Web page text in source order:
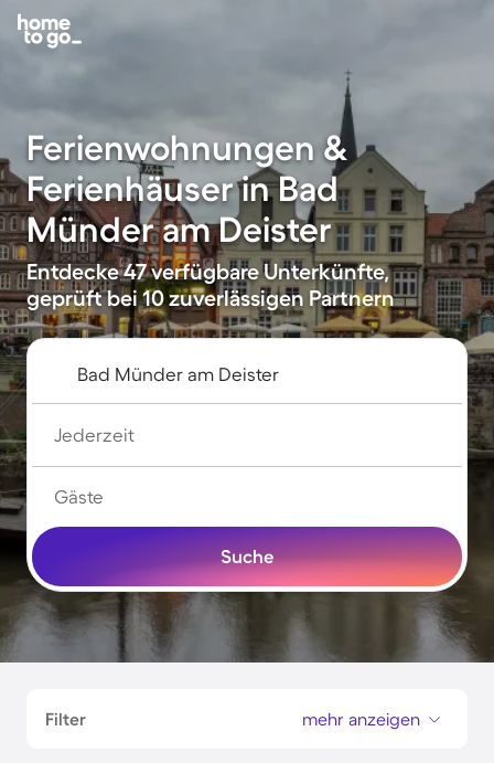
Ferienwohnungen &
Ferienhäuser in Bad
Münder am Deister
Entdecke 47 verfügbare Unterkünfte,
geprüft bei 10 zuverlässigen Partnern
Jederzeit
Gäste
Suche
Filter mehr anzeigen